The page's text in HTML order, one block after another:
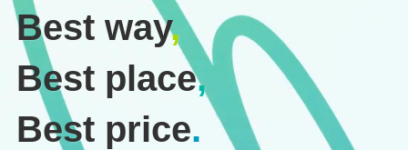
Best way,
Best place,
Best price.